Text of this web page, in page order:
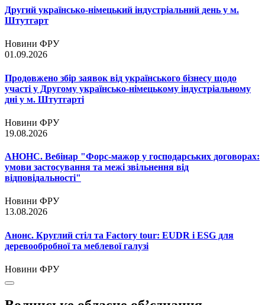
Другий українсько-німецький індустріальний день у м.
Штутгарт
Новини ФРУ
01.09.2026
Продовжено збір заявок від українського бізнесу щодо
участі у Другому українсько-німецькому індустріальному
дні у м. Штутгарті
Новини ФРУ
19.08.2026
АНОНС. Вебінар "Форс-мажор у господарських договорах:
умови застосування та межі звільнення від
відповідальності"
Новини ФРУ
13.08.2026
Анонс. Круглий стіл та Factory tour: EUDR і ESG для
деревообробної та меблевої галузі
Новини ФРУ